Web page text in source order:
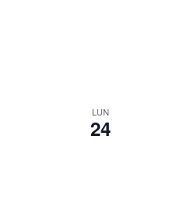
LUN
24